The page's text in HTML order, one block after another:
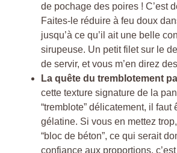
de pochage des poires ! C’est
Faites-le réduire à feu doux
jusqu’à ce qu’il ait une belle
sirupeuse. Un petit filet sur le
de servir, et vous m’en direz
La quête du tremblotement
cette texture signature de la
“tremblote” délicatement, il faut
gélatine. Si vous en mettez
“bloc de béton”, ce qui serait
confiance aux proportions,